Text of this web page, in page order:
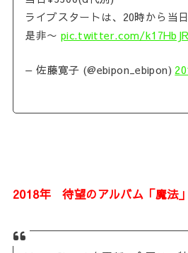
ライブスタートは、20時から当
是非〜 pic.twitter.com/
— 佐藤寛子 (@ebipon_ebipon)
2018年 待望のアルバム「魔法